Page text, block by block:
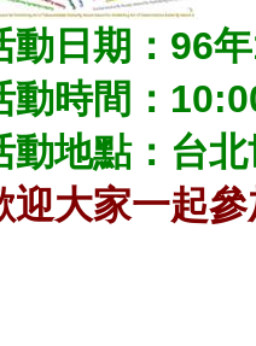
動日期：96
動時間：
動地點：台
迎大家一起